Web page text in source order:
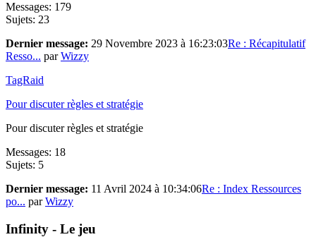
Messages: 179
Sujets: 23
Dernier message: 29 Novembre 2023 à 16:23:03Re : Récapitulatif
Resso... parWizzy
TagRaid
Pour discuter règles et stratégie
Pour discuter règles et stratégie
Messages: 18
Sujets: 5
Dernier message: 11 Avril 2024 à 10:34:06Re : Index Ressources
po... parWizzy
Infinity - Le jeu